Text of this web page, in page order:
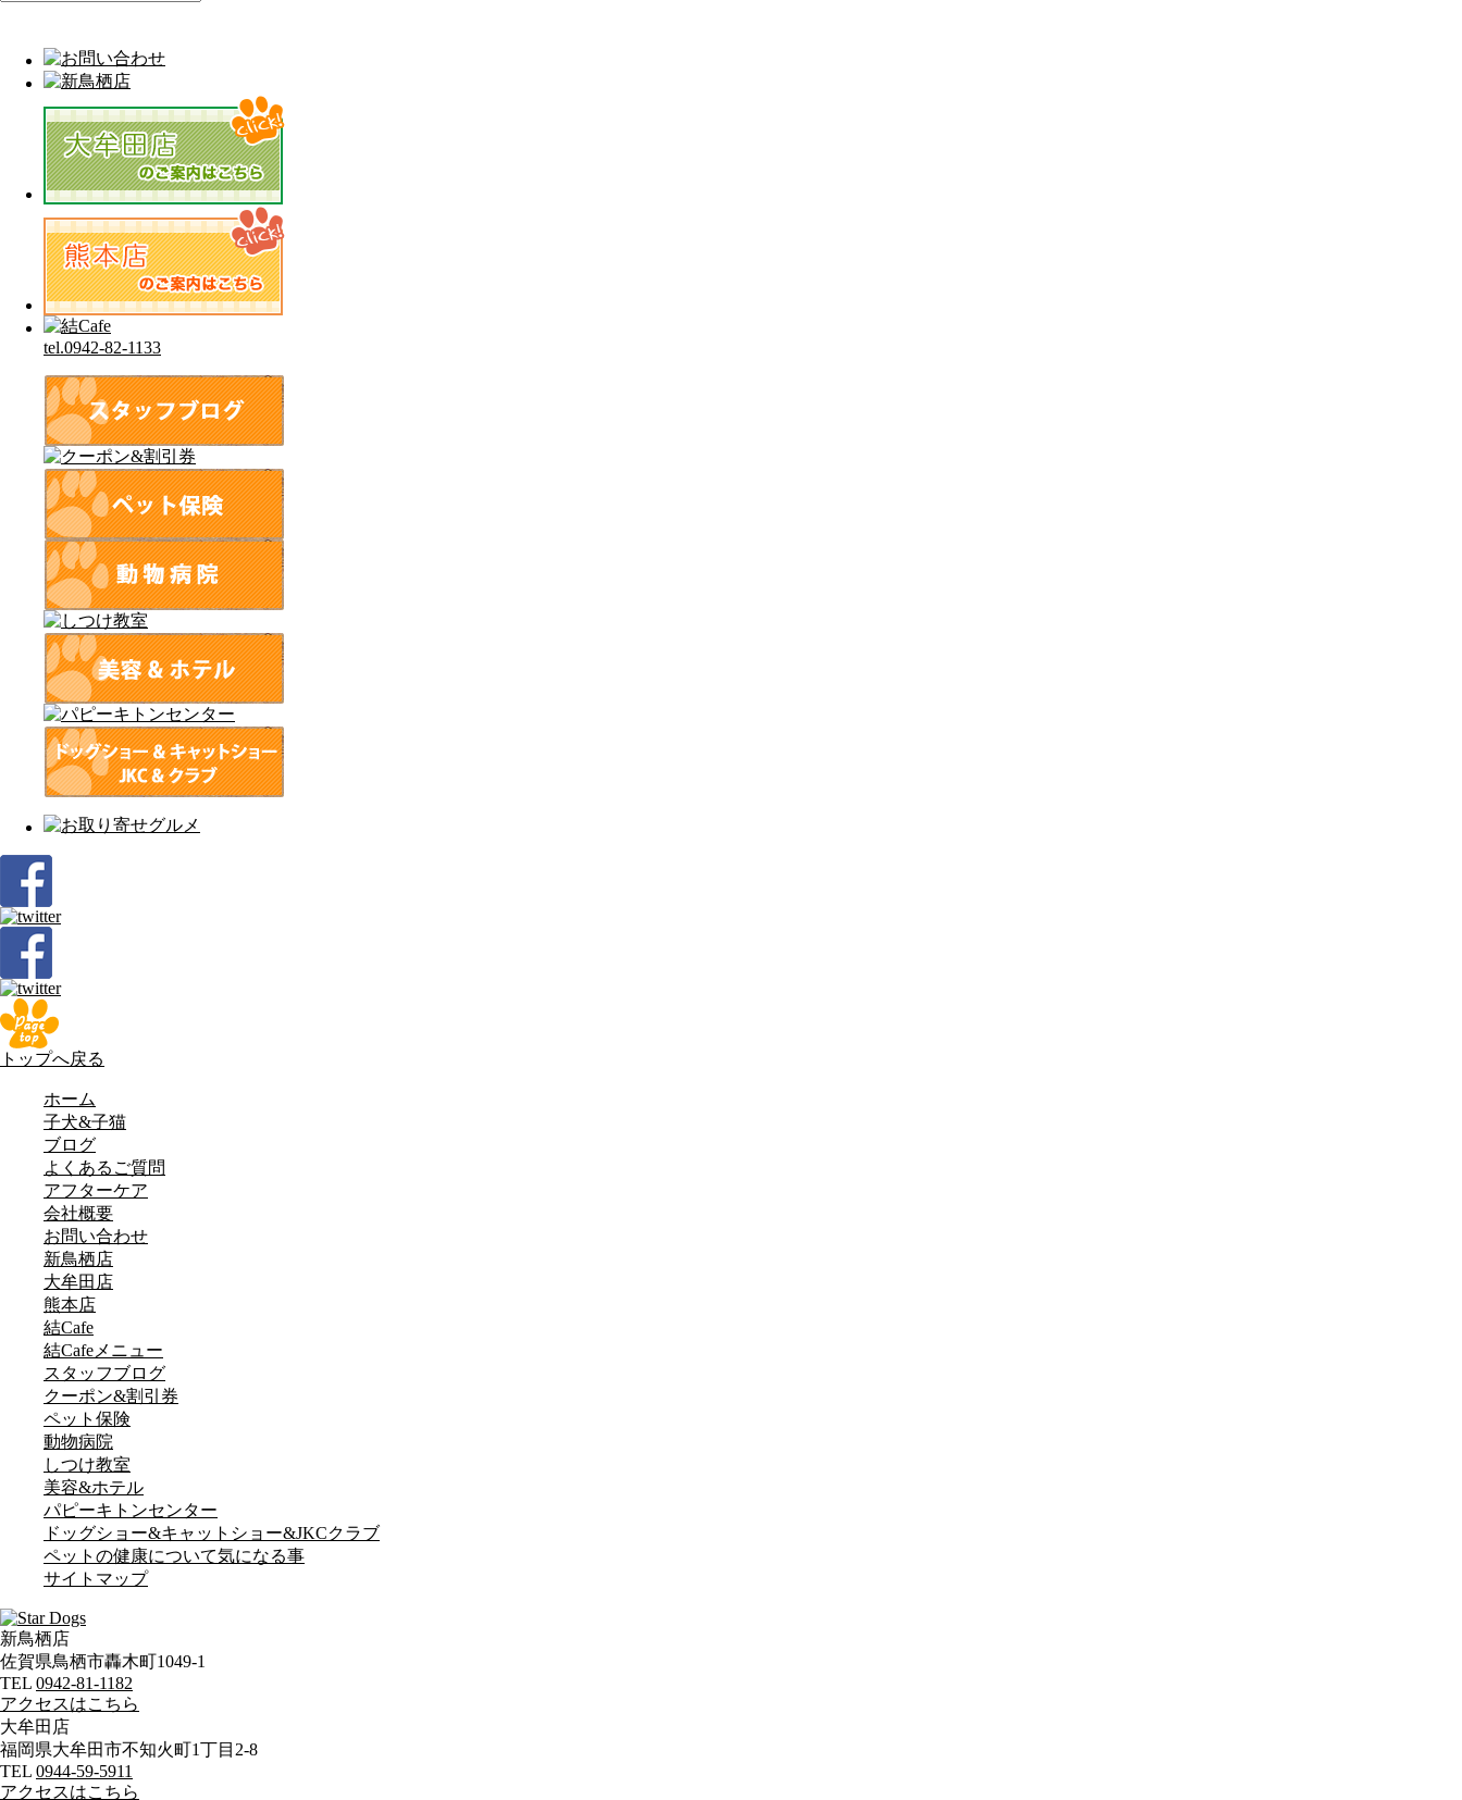
tel.0942-82-1133
トップへ戻る
ホーム
子犬&子猫
ブログ
よくあるご質問
アフターケア
会社概要
お問い合わせ
新鳥栖店
大牟田店
熊本店
結Cafe
結Cafeメニュー
スタッフブログ
クーポン&割引券
ペット保険
動物病院
しつけ教室
美容&ホテル
パピーキトンセンター
ドッグショー&キャット ショー&JKCクラブ
ペットの健康について気になる事
サイトマップ
新鳥栖店
佐賀県鳥栖市轟木町1049-1
TEL 0942-81-1182
アクセスはこちら
大牟田店
福岡県大牟田市不知火町1丁目2-8
TEL 0944-59-5911
アクセスはこちら